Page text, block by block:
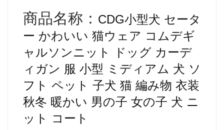
商品名称： CDG小型犬 セータ
ー かわいい 猫ウェア コムデギ
ャルソンニット ドッグ カーデ
ィガン 服 小型 ミディアム 犬 ソ
フト ペット 子犬 猫 編み物 衣装
秋冬 暖かい 男の子 女の子 犬 ニ
ット コート